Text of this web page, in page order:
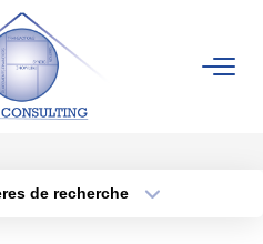
BIENS
de recherche